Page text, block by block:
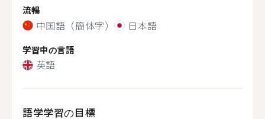
流暢
中国語（簡体字） 日本語
学習中の言語
英語
語学学習の目標